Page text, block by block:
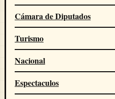
Cámara de Diputados
Turismo
Nacional
Espectaculos